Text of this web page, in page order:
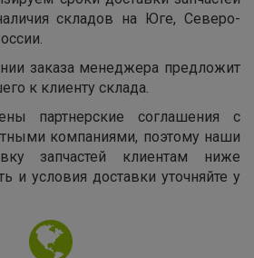
складов на Юге, Северо-
заказа менеджера предложит
к клиенту склада.
партнерские соглашения с
компаниями, поэтому наши
запчастей клиентам ниже
и условия доставки уточняйте у